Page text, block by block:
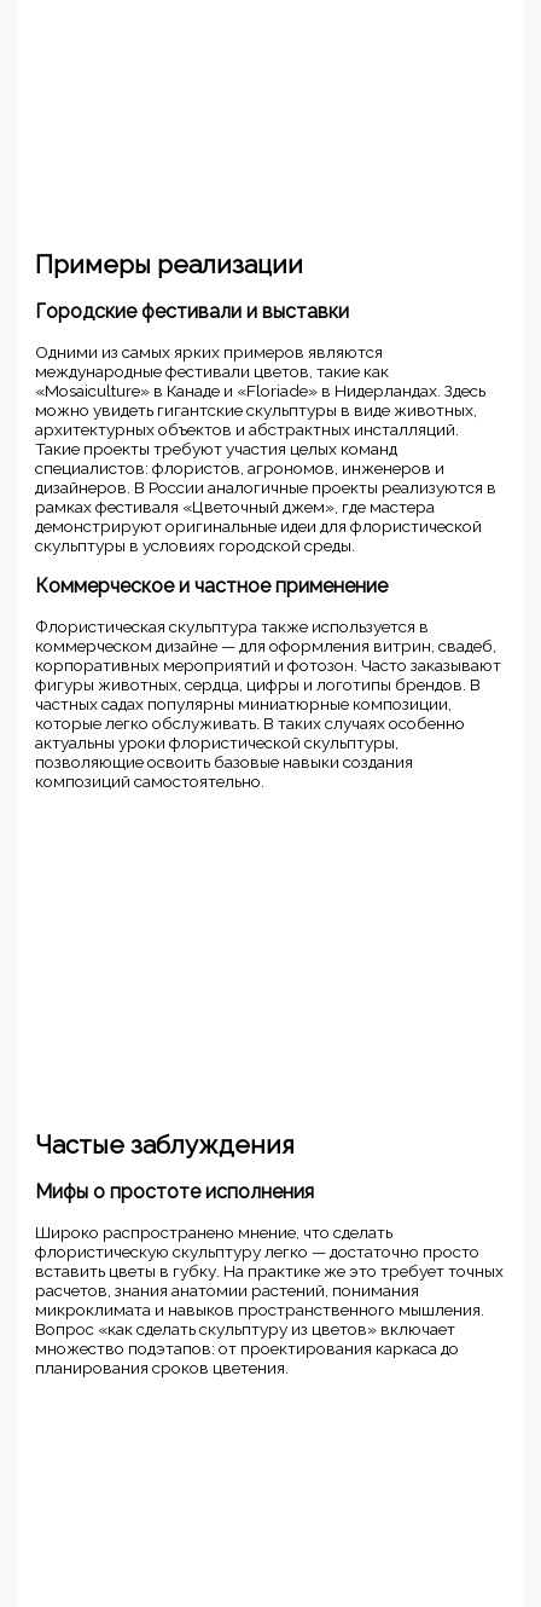
Примеры реализации
Городские фестивали и выставки
Одними из самых ярких примеров являются
международные фестивали цветов, такие как
«Mosaiculture» в Канаде и «Floriade» в Нидерландах. Здесь
можно увидеть гигантские скульптуры в виде животных,
архитектурных объектов и абстрактных инсталляций.
Такие проекты требуют участия целых команд
специалистов: флористов, агрономов, инженеров и
дизайнеров. В России аналогичные проекты реализуются в
рамках фестиваля «Цветочный джем», где мастера
демонстрируют оригинальные идеи для флористической
скульптуры в условиях городской среды.
Коммерческое и частное применение
Флористическая скульптура также используется в
коммерческом дизайне — для оформления витрин, свадеб,
корпоративных мероприятий и фотозон. Часто заказывают
фигуры животных, сердца, цифры и логотипы брендов. В
частных садах популярны миниатюрные композиции,
которые легко обслуживать. В таких случаях особенно
актуальны уроки флористической скульптуры,
позволяющие освоить базовые навыки создания
композиций самостоятельно.
Частые заблуждения
Мифы о простоте исполнения
Широко распространено мнение, что сделать
флористическую скульптуру легко — достаточно просто
вставить цветы в губку. На практике же это требует точных
расчетов, знания анатомии растений, понимания
микроклимата и навыков пространственного мышления.
Вопрос «как сделать скульптуру из цветов» включает
множество подэтапов: от проектирования каркаса до
планирования сроков цветения.